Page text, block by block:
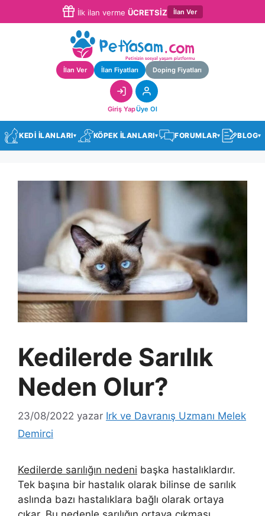
İlk ilan verme ÜCRETSİZ İlan Ver
İlan Ver İlan Fiyatları Doping Fiyatları
Giriş YapÜye Ol
KEDİ İLANLARI▾ KÖPEK İLANLARI▾ FORUMLAR▾ BLOG▾
Kedilerde Sarılık
Neden Olur?
23/08/2022 yazar Irk ve Davranış Uzmanı Melek
Demirci
Kedilerde sarılığın nedeni başka hastalıklardır.
Tek başına bir hastalık olarak bilinse de sarılık
aslında bazı hastalıklara bağlı olarak ortaya